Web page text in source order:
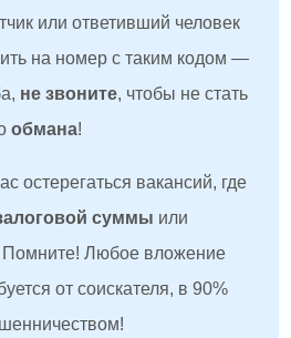
или ответивший человек
на номер с таким кодом —
не звоните, чтобы не стать
обмана!
остерегаться вакансий, где
суммы или
Помните! Любое вложение
от соискателя, в 90%